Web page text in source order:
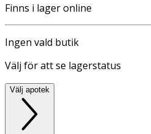
Finns i lager online
Ingen vald butik
Välj för att se lagerstatus
Välj apotek